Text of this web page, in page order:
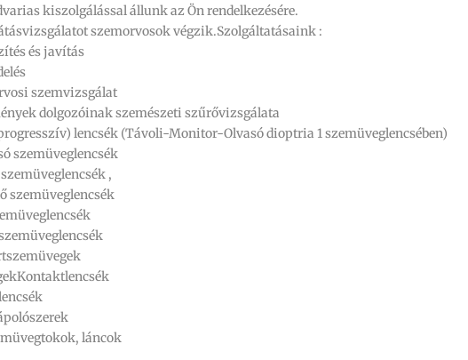
kiszolgálással állunk az Ön rendelkezésére.
szemorvosok végzik.Szolgáltatásaink :
és javítás
szemvizsgálat
dolgozóinak szemészeti szűrővizsgálata
lencsék (Távoli-Monitor-Olvasó dioptria 1 szemüveglencsében)
szemüveglencsék
,
szemüveglencsék
láncok